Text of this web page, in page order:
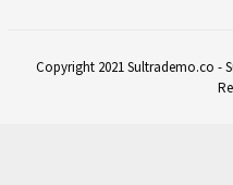
Copyright 2021 Sultrademo.co -